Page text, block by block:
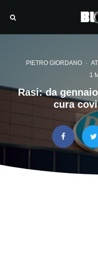
PIETRO GIORDANO ·
1
Rasi: da
cura